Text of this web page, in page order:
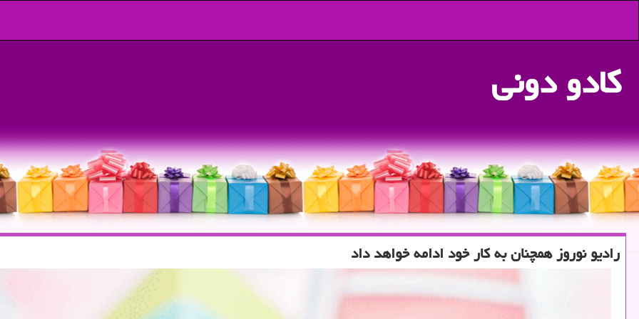
كادو دونی
رادیو نوروز همچنان به كار خود ادامه خواهد داد